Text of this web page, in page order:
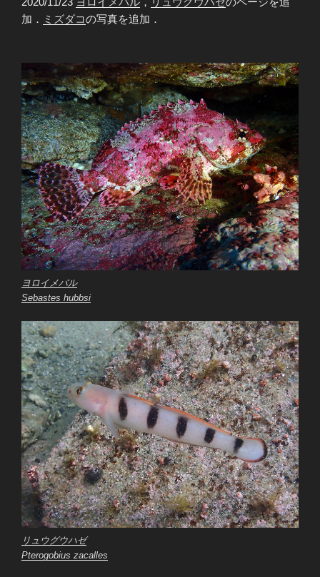
加． ミズダコの写真を追加．
ヨロイメバル
Sebastes hubbsi
リュウグウハゼ
Pterogobius zacalles